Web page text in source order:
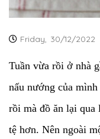
Friday, 30/12/2022
Tuần vừa rồi ở nhà
nấu nướng của
rồi mà đồ ăn lại
tệ hơn. Nên ngoài